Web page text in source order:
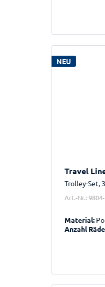
NEU
Travel
Trolley-Set,
Art.-Nr.:
Material:
Anzahl